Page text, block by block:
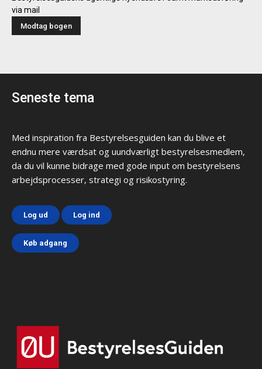
via mail
Seneste tema
Med inspiration fra Bestyrelsesguiden kan du blive et
endnu mere værdsat og uundværligt bestyrelsesmedlem,
da du vil kunne bidrage med gode input om bestyrelsens
arbejdsprocesser, strategi og risikostyring.
Log ud Log ind
Køb adgang